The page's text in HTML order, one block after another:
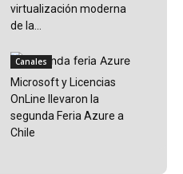
virtualización moderna
de la...
Canales
Microsoft y Licencias
OnLine llevaron la
segunda Feria Azure a
Chile